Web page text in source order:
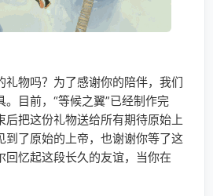
礼物吗？为了感谢你的陪伴，我们
目前，“等候之翼”已经制作完
后把这份礼物送给所有期待原始上
到了原始的上帝，也谢谢你等了这
回忆起这段长久的友谊，当你在